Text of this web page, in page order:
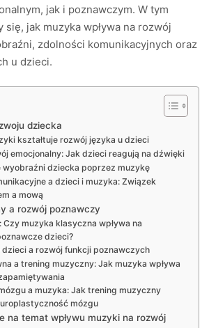
jak i poznawczym. W tym
jak muzyka wpływa na rozwój
zdolności komunikacyjnych oraz
u dzieci.
dziecka
kształtuje rozwój języka u dzieci
emocjonalny: Jak dzieci reagują na dźwięki
wyobraźni dziecka poprzez muzykę
a dzieci i muzyka: Związek
a mową
a rozwój poznawczy
Czy muzyka klasyczna wpływa na
dzieci?
dzieci a rozwój funkcji poznawczych
a trening muzyczny: Jak muzyka wpływa
a muzyka: Jak trening muzyczny
mózgu
na temat wpływu muzyki na rozwój